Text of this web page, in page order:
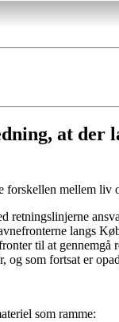
at
forskellen mellem liv
langs
til at
og som fortsat er
som ramme: